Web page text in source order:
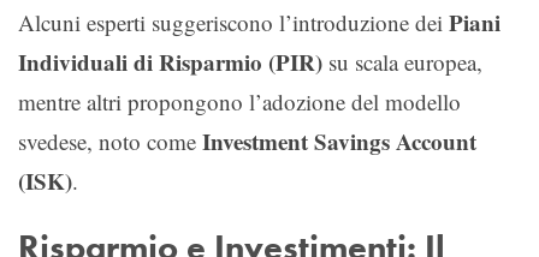
Alcuni esperti suggeriscono l’introduzione dei Piani
Individuali di Risparmio (PIR) su scala europea,
mentre altri propongono l’adozione del modello
svedese, noto come Investment Savings Account
(ISK).
Risparmio e Investimenti: Il